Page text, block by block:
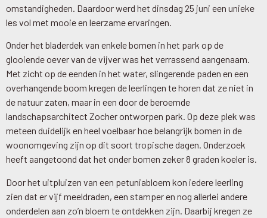
omstandigheden. Daardoor werd het dinsdag 25 juni een unieke
les vol met mooie en leerzame ervaringen.
Onder het bladerdek van enkele bomen in het park op de
glooiende oever van de vijver was het verrassend aangenaam.
Met zicht op de eenden in het water, slingerende paden en een
overhangende boom kregen de leerlingen te horen dat ze niet in
de natuur zaten, maar in een door de beroemde
landschapsarchitect Zocher ontworpen park. Op deze plek was
meteen duidelijk en heel voelbaar hoe belangrijk bomen in de
woonomgeving zijn op dit soort tropische dagen. Onderzoek
heeft aangetoond dat het onder bomen zeker 8 graden koeler is.
Door het uitpluizen van een petuniabloem kon iedere leerling
zien dat er vijf meeldraden, een stamper en nog allerlei andere
onderdelen aan zo’n bloem te ontdekken zijn. Daarbij kregen ze